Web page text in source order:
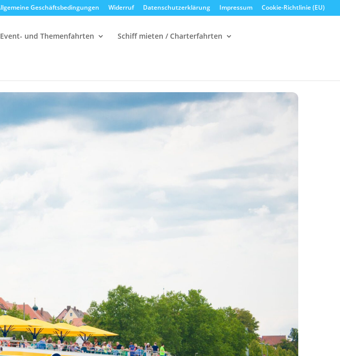
Geschäftsbedingungen Widerruf Datenschutzerklärung Impressum Cookie-Richtlinie (EU)
Event- und Themenfahrten Schiff mieten / Charterfahrten